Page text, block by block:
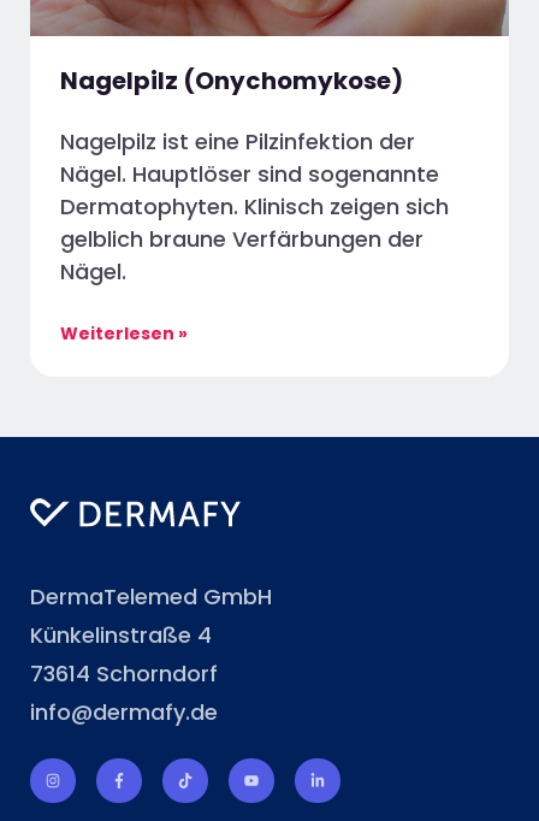
Nagelpilz (Onychomykose)
Nagelpilz ist eine Pilzinfektion der
Nägel. Hauptlöser sind sogenannte
Dermatophyten. Klinisch zeigen sich
gelblich braune Verfärbungen der
Nägel.
Weiterlesen »
DermaTelemed GmbH
Künkelinstraße 4
73614 Schorndorf
info@dermafy.de